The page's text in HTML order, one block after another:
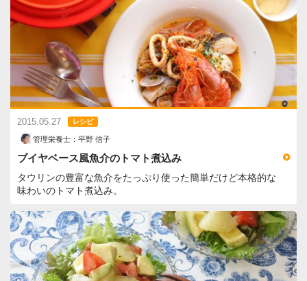
2015.05.27 レシピ
管理栄養士：平野 信子
ブイヤベース風魚介のトマト煮込み
タウリンの豊富な魚介をたっぷり使った簡単だけど本格的な
味わいのトマト煮込み。